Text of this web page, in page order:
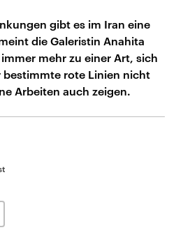
gibt es im Iran eine
die Galeristin Anahita
mehr zu einer Art, sich
rote Linien nicht
Arbeiten auch zeigen.